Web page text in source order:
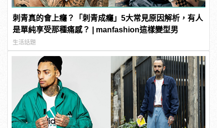
刺青真的會上癮？「刺青成癮」5大常見原因解析，有人
是單純享受那種痛感？ | manfashion這樣變型男
生活話題